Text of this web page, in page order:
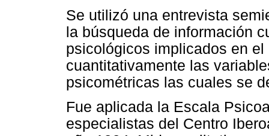
Se utilizó una entrevista
la búsqueda de información
psicológicos implicados en
cuantitativamente las
psicométricas las cuales se
Fue aplicada la Escala
especialistas del Centro